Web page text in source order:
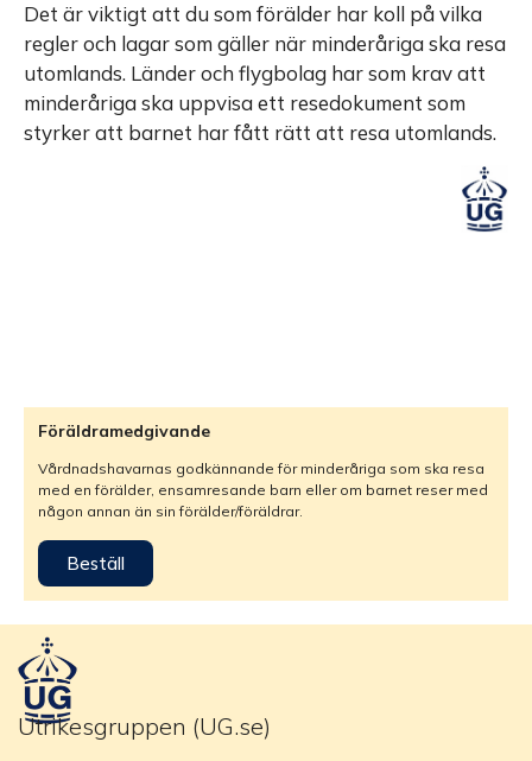
Det är viktigt att du som förälder har koll på vilka
regler och lagar som gäller när minderåriga ska resa
utomlands. Länder och flygbolag har som krav att
minderåriga ska uppvisa ett resedokument som
styrker att barnet har fått rätt att resa utomlands.
Föräldramedgivande
Vårdnadshavarnas godkännande för minderåriga som ska resa
med en förälder, ensamresande barn eller om barnet reser med
någon annan än sin förälder/föräldrar.
Beställ
Utrikesgruppen (UG.se)